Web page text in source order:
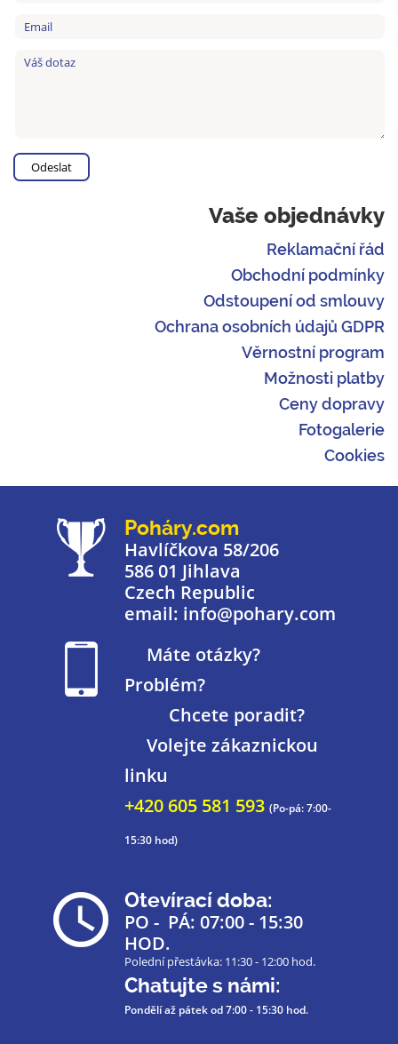
Vaše objednávky
Reklamační řád
Obchodní podmínky
Odstoupení od smlouvy
Ochrana osobních údajů GDPR
Věrnostní program
Možnosti platby
Ceny dopravy
Fotogalerie
Cookies
Poháry.com
Havlíčkova 58/206
586 01 Jihlava
Czech Republic
email: info@pohary.com
Máte otázky?
Problém?
Chcete poradit?
Volejte zákaznickou
linku
+420 605 581 593 (Po-pá: 7:00-
15:30 hod)
Otevírací doba:
PO - PÁ: 07:00 - 15:30
HOD.
Polední přestávka: 11:30 - 12:00 hod.
Chatujte s námi:
Pondělí až pátekod 7:00 - 15:30 hod.